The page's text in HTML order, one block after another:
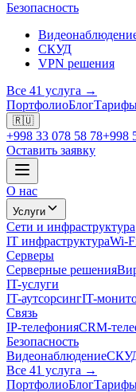
Безопасность
СКУД
VPN решения
Все 41 услуга →
ПортфолиоБлог
🇷🇺
+998 33 078 58 78+998
Оставить заявку
О нас
Услуги
Сети и инфраструктура
IT инфраструктураWi-
Серверы
Серверные решения
IT-услуги
IT-аутсорсингIT-
Связь
IP-телефонияCRM-
Безопасность
Видеонаблюдение
Все 41 услуга →
ПортфолиоБлог